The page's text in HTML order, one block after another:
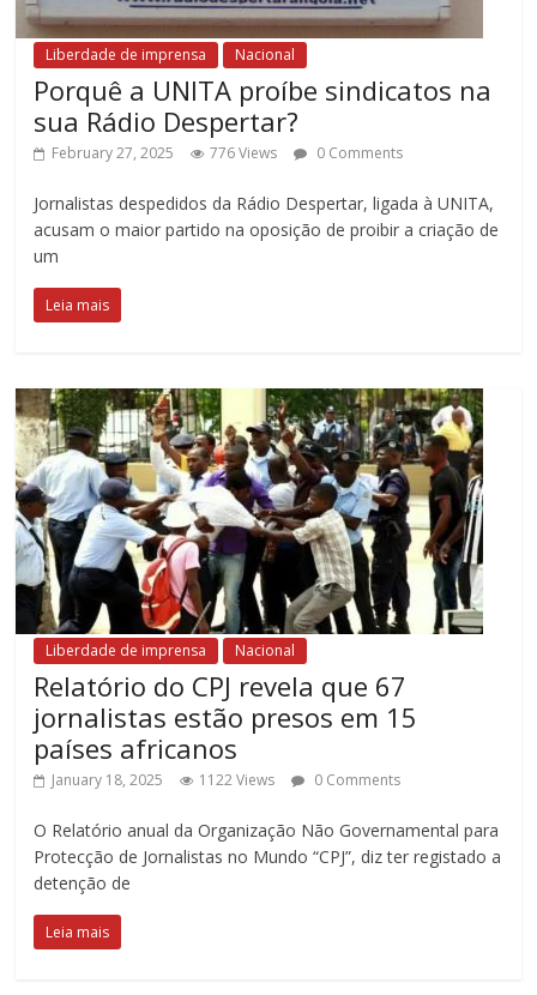
Liberdade de imprensa Nacional
Porquê a UNITA proíbe sindicatos na
sua Rádio Despertar?
February 27, 2025 776 Views 0 Comments
Jornalistas despedidos da Rádio Despertar, ligada à UNITA,
acusam o maior partido na oposição de proibir a criação de
um
Leia mais
Liberdade de imprensa Nacional
Relatório do CPJ revela que 67
jornalistas estão presos em 15
países africanos
January 18, 2025 1122 Views 0 Comments
O Relatório anual da Organização Não Governamental para
Protecção de Jornalistas no Mundo “CPJ”, diz ter registado a
detenção de
Leia mais